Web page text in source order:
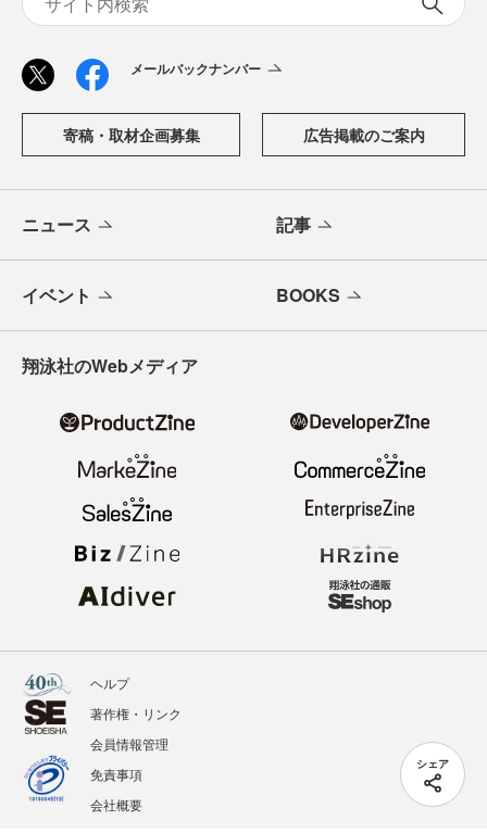
シェア
メールバックナンバー
寄稿・取材企画募集 広告掲載のご案内
ニュース 記事
イベント BOOKS
翔泳社のWebメディア
ヘルプ
著作権・リンク
会員情報管理
免責事項
会社概要